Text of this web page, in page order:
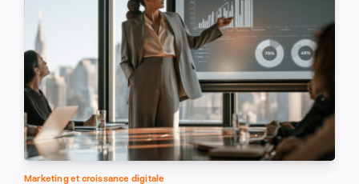
Marketing et croissance digitale